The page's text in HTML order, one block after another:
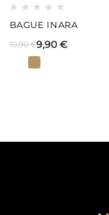
BAGUE INARA
19,90€9,90 €